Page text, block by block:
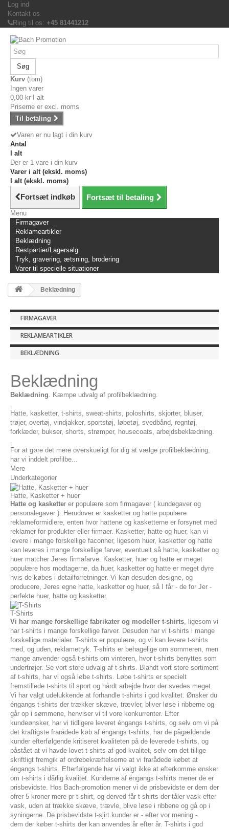
Log ind
Kontakt os
Ring til os: +45 81441212
Søg
Kurv (tom)
Ingen varer
0,00 kr
I alt
Priserne er excl. moms
Til betaling
Varen er nu lagt i din kurv
Antal
I alt
Der er 1 vare i din kurv
Varer i alt (ekskl. moms)
I alt (ekskl. moms)
Fortsæt indkøb Fortsæt til betaling
Menu
Firmagaver
Reklameartikler
Beklædning
Restpartier/Lagersalg
Tryk, gravering, ætsning, brodering
Varer til specielle situationer
Beklædning
FIRMAGAVER
REKLAMEARTIKLER
BEKLÆDNING
Beklædning
Beklædning. Kæmpe udvalg af profilbeklædning.
.
Hatte, kasketter, t-shirts, sweat-shirts, poloshirts, skjorter, bluser,
trøjer, overtøj, vindjakker, sportstøj, løbetøj, svedbånd, regntøj,
forklæder, bukser, shorts, strømper, housecoats, arbejdsbeklædning.
.
For at gøre det mere overskueligt for dig at vælge profilbeklædning,
har vi inddelt profilbe...
Mere
Underkategorier
Hatte, Kasketter + huer
Hatte og kasketter er populære som firmagaver ( kundegaver og
personalegaver ). Herudover er kasketter og hatte populære
reklameformidlere, enten hvor hattene og kasketterne er forsynet med
reklamer for produkter eller firmaer. Kasketter, hatte og huer, kan vi
levere i mange forskellige faconner, ligesom huer, kasketter og hatte
kan leveres i mange forskellige farver, eventuelt så hatte, kasketter og
huer matcher Jeres firmafarve. Kasketter, huer og hatte er meget
populære hos modtagerne, da huer, kasketter og hatte er meget dyre
hvis de købes i detailforretninger. Vi kan desuden designe, og
producere, Jeres egne hatte, kasketter og huer, så I får - de for Jer -
perfekte huer, hatte og kasketter.
T-Shirts
Vi har mange forskellige fabrikater og modeller t-shirts, ligesom vi
har t-shirts i mange forskellige farver. Desuden har vi t-shirts i mange
forskellige materialer. T-shirts er populære, og vi kan levere t-shirts
med, og uden, reklametryk. T-shirts er behagelige om sommeren, men
mange anvender også t-shirts om vinteren, hvor t-shirts benyttes som
undertrøjer. Se vort store udvalg af t-shirts. Blandt vort store sortiment
af t-shirts, har vi også løbe t-shirts. Løbe t-shirts er specielt
fremstillede t-shirts til sport og hårdt arbejde hvor der svedes meget.
Vi har valgt udelukkende at forhandle t-shirts i god kvalitet. Ønsker du
éngangs t-shirts der trækker skæve, trævler, bliver løse i ribberne og
går op i sømmene, henviser vi til vore konkurrenter. Efter
kundeønsker, har vi tidligere leveret éngangs t-shirts, og selv om vi på
det kraftigste frarådede køb af éngangs t-shirts, har de pågældende
kunder efterfølgende kritiseret kvaliteten på de leverede t-shirts, og
påstået at vi havde lovet t-shirts af god kvalitet, selv om det tillige
skriftligt fremgik af ordrebekræftelserne at vi frarådede købet at
éngangs t-shirts. Efterfølgende har vi valgt ikke at efterkomme ønsker
om t-shirts i dårlig kvalitet. Kunderne af éngangs t-shirts mener de er
prisbevidste. Hos Bach-promotion mener vi de prisbevidste er dem der
ofrer 5 kroner mere pr t-shirt, og derved får t-shirts der tåler vask efter
vask, uden at trække skæve, trævle, blive løse i ribbene og gå op i
syningerne. De prisbevidste t-sjirt kunder er - efter vor mening -
dem der køber t-shirts der kan anvendes år efter år. T-shirts i god